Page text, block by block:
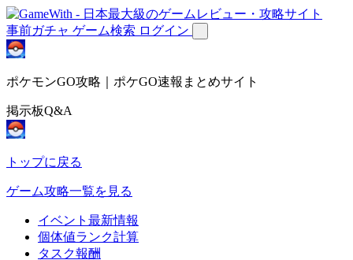
事前ガチャ ゲーム検索 ログイン
ポケモンGO攻略｜ポケGO速報まとめサイト
掲示板Q&A
トップに戻る
ゲーム攻略一覧を見る
イベント最新情報
個体値ランク計算
タスク報酬